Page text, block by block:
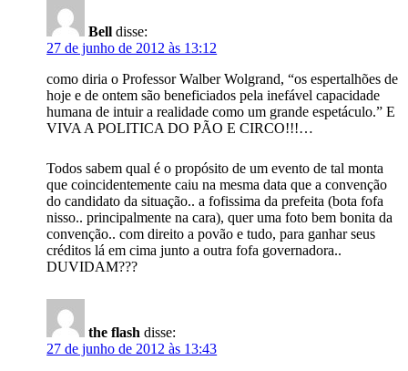
Bell disse:
27 de junho de 2012 às 13:12
como diria o Professor Walber Wolgrand, “os espertalhões de
hoje e de ontem são beneficiados pela inefável capacidade
humana de intuir a realidade como um grande espetáculo.” E
VIVA A POLITICA DO PÃO E CIRCO!!!…
Todos sabem qual é o propósito de um evento de tal monta
que coincidentemente caiu na mesma data que a convenção
do candidato da situação.. a fofissima da prefeita (bota fofa
nisso.. principalmente na cara), quer uma foto bem bonita da
convenção.. com direito a povão e tudo, para ganhar seus
créditos lá em cima junto a outra fofa governadora..
DUVIDAM???
the flash disse:
27 de junho de 2012 às 13:43